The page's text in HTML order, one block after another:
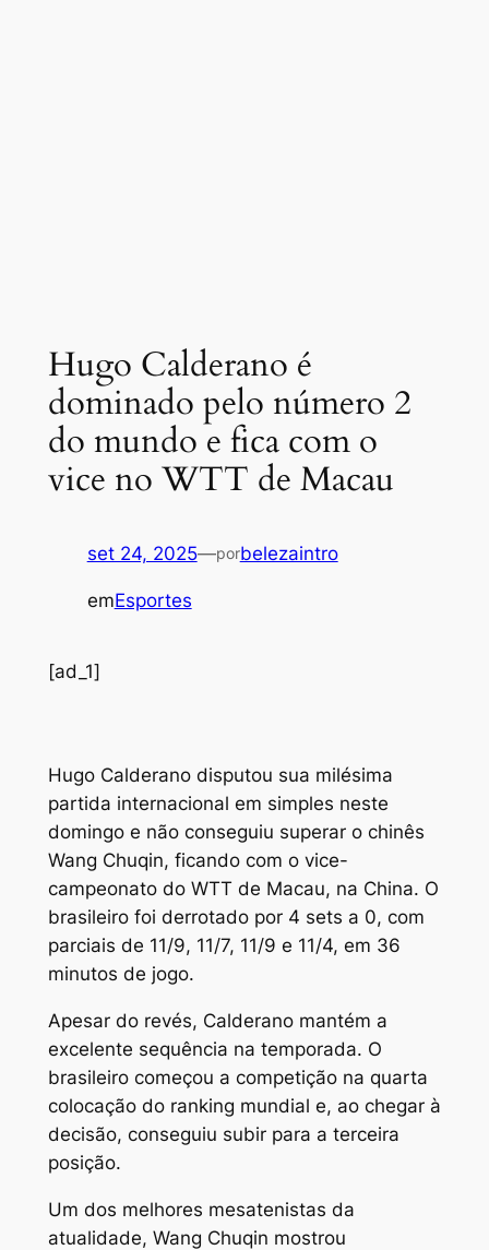
Hugo Calderano é
dominado pelo número 2
do mundo e fica com o
vice no WTT de Macau
set 24, 2025—porbelezaintro
emEsportes
[ad_1]
Hugo Calderano disputou sua milésima
partida internacional em simples neste
domingo e não conseguiu superar o chinês
Wang Chuqin, ficando com o vice-
campeonato do WTT de Macau, na China. O
brasileiro foi derrotado por 4 sets a 0, com
parciais de 11/9, 11/7, 11/9 e 11/4, em 36
minutos de jogo.
Apesar do revés, Calderano mantém a
excelente sequência na temporada. O
brasileiro começou a competição na quarta
colocação do ranking mundial e, ao chegar à
decisão, conseguiu subir para a terceira
posição.
Um dos melhores mesatenistas da
atualidade, Wang Chuqin mostrou